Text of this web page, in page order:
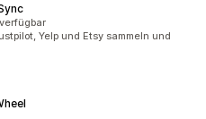
Yelp und Etsy sammeln und